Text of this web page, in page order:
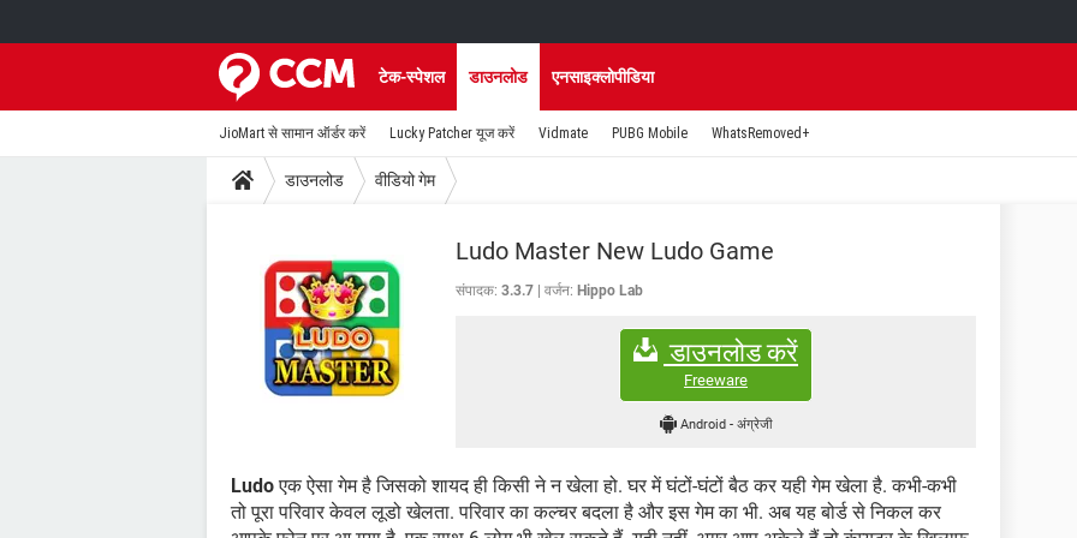
टेक-स्पेशल डाउनलोड एनसाइक्लोपीडिया
JioMart से सामान ऑर्डर करें Lucky Patcher यूज करें Vidmate PUBG Mobile WhatsRemoved+
डाउनलोड वीडियो गेम
Ludo Master New Ludo Game
संपादक: 3.3.7 वर्जन: Hippo Lab
डाउनलोड करें
Freeware
Android-अंग्रेजी
Ludoएक ऐसा गेम है जिसको शायद ही किसी ने न खेला हो. घर में घंटों-घंटों बैठ कर यही गेम खेला है. कभी-कभी
तो पूरा परिवार केवल लूडो खेलता. परिवार का कल्चर बदला है और इस गेम का भी. अब यह बोर्ड से निकल कर